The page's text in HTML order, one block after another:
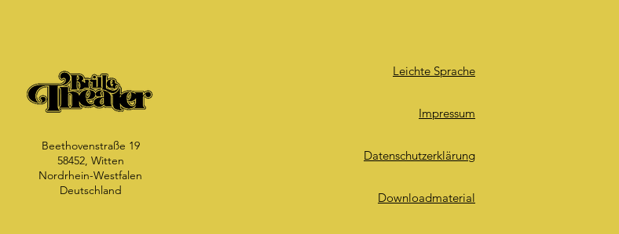
Beethovenstraße 19
58452, Witten
Nordrhein-Westfalen
Deutschland
Leichte Sprache
Impressum
Datenschutzerklärung
Downloadmaterial